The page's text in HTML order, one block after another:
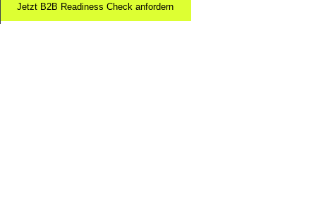
Jetzt B2B Readiness Check anfordern